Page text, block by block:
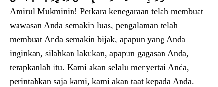
Amirul Mukminin! Perkara kenegaraan telah membuat
wawasan Anda semakin luas, pengalaman telah
membuat Anda semakin bijak, apapun yang Anda
inginkan, silahkan lakukan, apapun gagasan Anda,
terapkanlah itu. Kami akan selalu menyertai Anda,
perintahkan saja kami, kami akan taat kepada Anda.